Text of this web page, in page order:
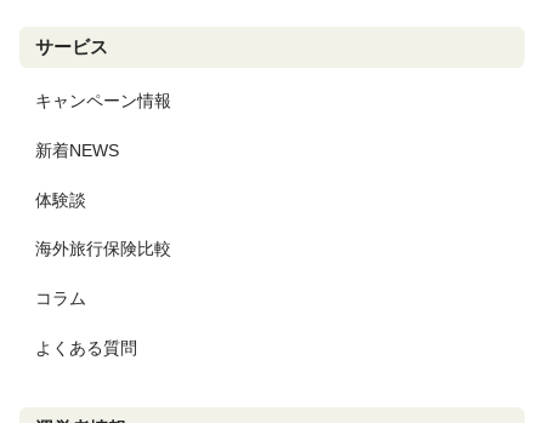
サービス
キャンペーン情報
新着NEWS
体験談
海外旅行保険比較
コラム
よくある質問